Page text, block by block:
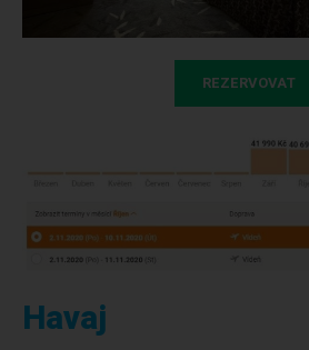
REZERVOVAT
Havaj